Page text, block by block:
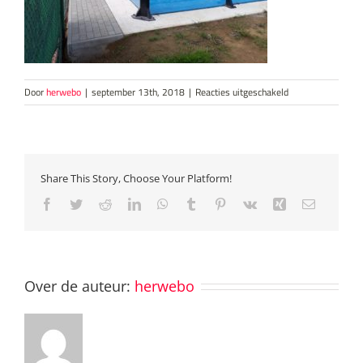
Doorherwebo | september 13th, 2018 | Reacties uitgeschakeldvoor
2
Share This Story, Choose Your Platform!
Facebook
TwitterRedditLinkedInWhatsApp
Tumblr Pinterest
Vk Xing E-
Over de auteur: herwebo